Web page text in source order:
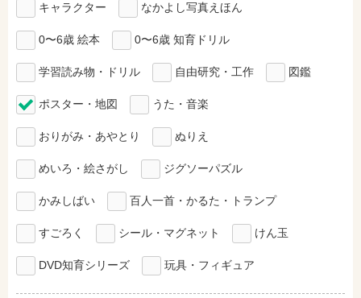
キャラクター なかよし写真えほん
0〜6歳 絵本 0〜6歳 知育ドリル
学習読み物・ドリル 自由研究・工作 図鑑
ポスター・地図 うた・音楽
おりがみ・あやとり ぬりえ
めいろ・絵さがし ジグソーパズル
かみしばい 百人一首・かるた・トランプ
すごろく シール・マグネット けん玉
DVD知育シリーズ 玩具・フィギュア